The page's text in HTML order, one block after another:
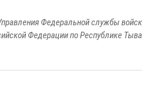
Федеральной службы войск
Федерации по Республике Тыва